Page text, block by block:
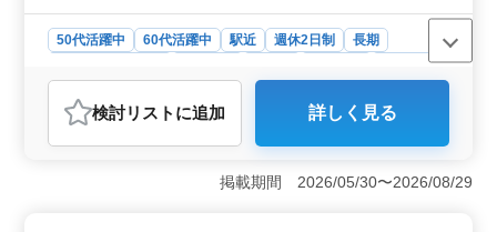
50代活躍中 60代活躍中 駅近 週休2日制
長期
業務委託
おすすめポイント
＜経験豊富な環境＞ この法律事務所は、ベテランから
60代まで幅広い経験を持つ弁護士が活躍しています。長
年の経験を積んだメンバーがチームを形成し、相互の知
検討リスト に追加 詳しく見る
掲載期間 2026/05/30〜2026/08/29